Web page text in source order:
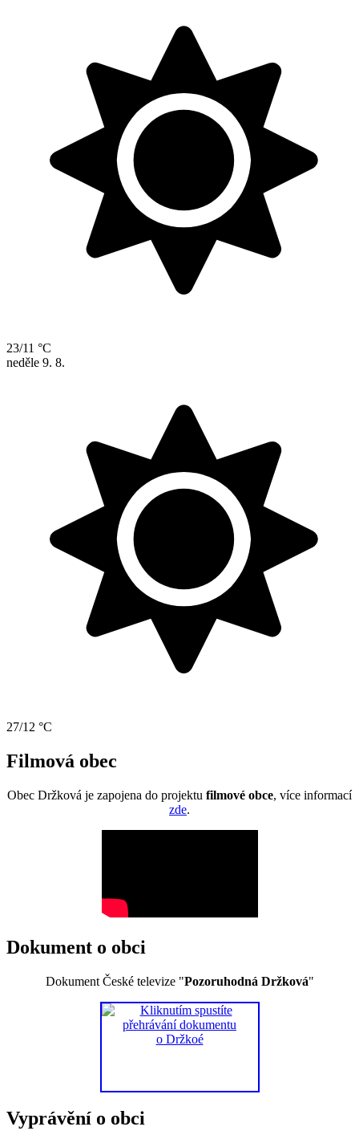
23/11 °C
neděle 9. 8.
27/12 °C
Filmová obec
Obec Držková je zapojena do projektu filmové obce, více informací
zde.
Dokument o obci
Dokument České televize "Pozoruhodná Držková"
Vyprávění o obci